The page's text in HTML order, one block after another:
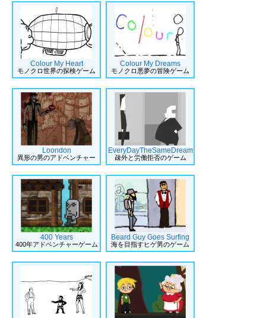
Colour My Heart
モノクロ世界の探検ゲーム
Colour My Dreams
モノクロ悪夢の冒険ゲーム
Loondon
異形の男のアドベンチャー
EveryDayTheSameDream
疎外と労働拒否のゲーム
400 Years
400年アドベンチャーゲーム
Beard Guy Goes Surfing
海を目指すヒゲ男のゲーム